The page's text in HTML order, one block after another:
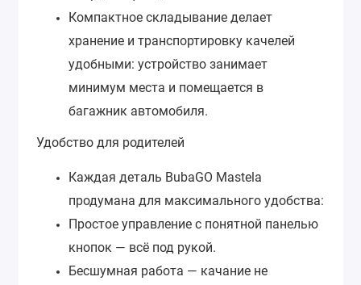
Компактное складывание делает
хранение и транспортировку качелей
удобными: устройство занимает
минимум места и помещается в
багажник автомобиля.
Удобство для родителей
Каждая деталь BubaGO Mastela
продумана для максимального удобства:
Простое управление с понятной панелью
кнопок — всё под рукой.
Бесшумная работа — качание не